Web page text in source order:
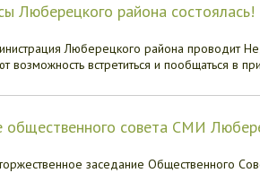
Люберецкого района состоялась!
Люберецкого района проводит
встретиться и пообщаться в
общественного совета СМИ
заседание Общественного